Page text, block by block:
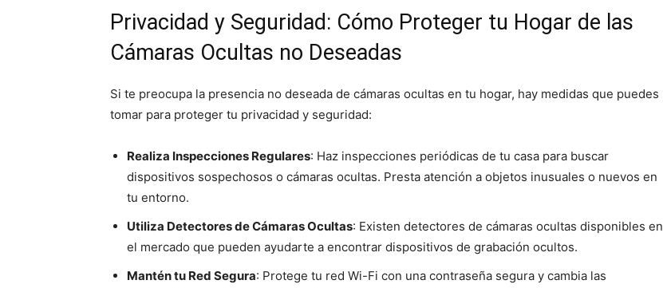
Privacidad y Seguridad: Cómo Proteger tu Hogar de las
Cámaras Ocultas no Deseadas
Si te preocupa la presencia no deseada de cámaras ocultas en tu hogar, hay medidas que puedes
tomar para proteger tu privacidad y seguridad:
Realiza Inspecciones Regulares: Haz inspecciones periódicas de tu casa para buscar
dispositivos sospechosos o cámaras ocultas. Presta atención a objetos inusuales o nuevos en
tu entorno.
Utiliza Detectores de Cámaras Ocultas: Existen detectores de cámaras ocultas disponibles en
el mercado que pueden ayudarte a encontrar dispositivos de grabación ocultos.
Mantén tu Red Segura: Protege tu red Wi-Fi con una contraseña segura y cambia las